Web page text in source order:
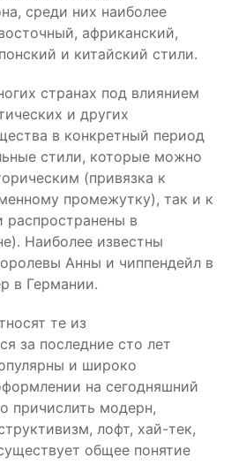
среди них наиболее
африканский,
и китайский стили.
странах под влиянием
и других
в конкретный период
стили, которые можно
(привязка к
промежутку), так и к
распространены в
Наиболее известны
Анны и чиппендейл в
в Германии.
те из
за последние сто лет
и широко
на сегодняшний
причислить модерн,
лофт, хай-тек,
общее понятие